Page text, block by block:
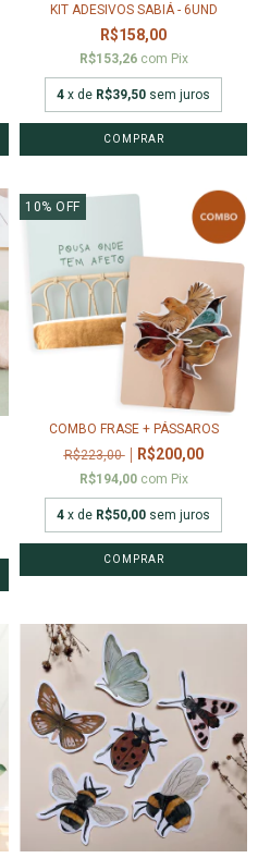
KIT ADESIVOS SABIÁ - 6UND
R$158,00
R$153,26 com Pix
4 x de R$39,50 sem juros
10% OFF
COMBO FRASE + PÁSSAROS
R$223,00
R$200,00
R$194,00 com Pix
4 x de R$50,00 sem juros